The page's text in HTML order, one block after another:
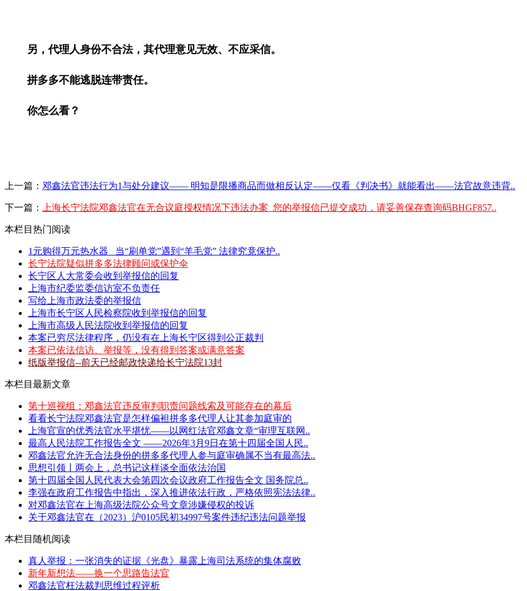
另，代理人身份不合法，其代理意见无效、不应采信。
拼多多不能逃脱连带责任。
你怎么看？
上一篇： 邓鑫法官违法行为1与处分建议—— 明知是限播商品而做相反认定——仅看《判决书》就能看出——法官故意违背..
下一篇： 上海长宁法院邓鑫法官在无合议庭授权情况下违法办案_您的举报信已提交成功，请妥善保存查询码BHGF857..
本栏目热门阅读
1元购得万元热水器 _当“刷单党”遇到“羊毛党” 法律究竟保护..
长宁法院疑似拼多多法律顾问或保护伞
长宁区人大常委会收到举报信的回复
上海市纪委监委信访室不负责任
写给上海市政法委的举报信
上海市长宁区人民检察院收到举报信的回复
上海市高级人民法院收到举报信的回复
本案已穷尽法律程序，仍没有在上海长宁区得到公正裁判
本案已依法信访、举报等，没有得到答案或满意答案
纸版举报信--前天已经邮政快递给长宁法院13封
本栏目最新文章
第十巡视组：邓鑫法官违反审判职责问题线索及可能存在的幕后
看看长宁法院邓鑫法官是怎样偏袒拼多多代理人让其参加庭审的
上海官宣的优秀法官水平堪忧——以网红法官邓鑫文章“审理互联网..
最高人民法院工作报告全文 ——2026年3月9日在第十四届全国人民..
邓鑫法官允许无合法身份的拼多多代理人参与庭审确属不当有最高法..
思想引领丨两会上，总书记这样谈全面依法治国
第十四届全国人民代表大会第四次会议政府工作报告全文 国务院总..
李强在政府工作报告中指出，深入推进依法行政，严格依照宪法法律..
对邓鑫法官在上海高级法院公众号文章涉嫌侵权的投诉
关于邓鑫法官在（2023）沪0105民初34997号案件违纪违法问题举报
本栏目随机阅读
真人举报：一张消失的证据《光盘》暴露上海司法系统的集体腐败
新年新想法——换一个思路告法官
邓鑫法官枉法裁判思维过程评析